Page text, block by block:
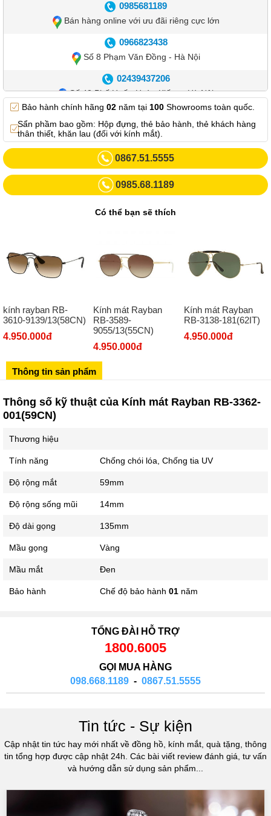
0985681189
Bán hàng online với ưu đãi riêng cực lớn
0966823438
Số 8 Phạm Văn Đồng - Hà Nội
02439437206
Số 42 Phố Huế - Hoàn Kiếm – Hà Nội
0982.769.887
Showroom 3: Số 87 Trương Định - Hai Bà Trưng - Hà Nội.
0969102552
Số 55 Trần Đăng Ninh – Cầu Giấy – Hà Nội
0963264832
02432232319
Số 413 Quang Trung - Hà Đông - Hà Nội
Số 273 Nguyễn Văn Cừ - Long Biên - Hà Nội
02439392490
Sô 580 Ngã tư Trường Chinh - Hà Nội
02437939481
Showroom 86: BH9A-SP.9A-63 Vinhomes Ocean Park 1, Dương
Xá, Gia Lâm, Thành phố Hà Nội
Bảo hành chính hãng 02 năm tại 100 Showrooms toàn quốc.
Sẩn phầm bao gồm: Hộp đựng, thẻ bảo hành, thẻ khách hàng
thân thiết, khăn lau (đối với kính mắt).
0867.51.5555
0985.68.1189
Có thể bạn sẽ thích
kính rayban RB-
3610-9139/13(58CN)
4.950.000đ
Kính mát Rayban
RB-3589-
9055/13(55CN)
4.950.000đ
Kính mát Rayban
RB-3138-181(62IT)
4.950.000đ
Thông tin sản phẩm
Thông số kỹ thuật của Kính mát Rayban RB-3362-
001(59CN)
Thương hiệu
Tính năng Chống chói lóa, Chống tia UV
Độ rộng mắt 59mm
Độ rộng sống mũi 14mm
Độ dài gọng 135mm
Mầu gọng Vàng
Mầu mắt Đen
Bảo hành Chế độ bảo hành 01 năm
TỔNG ĐÀI HỖ TRỢ
1800.6005
GỌI MUA HÀNG
098.668.1189 - 0867.51.5555
Tin tức - Sự kiện
Cập nhật tin tức hay mới nhất về đồng hồ, kính mắt, quà tặng, thông
tin tổng hợp được cập nhật 24h. Các bài viết review đánh giá, tư vấn
và hướng dẫn sử dụng sản phẩm...